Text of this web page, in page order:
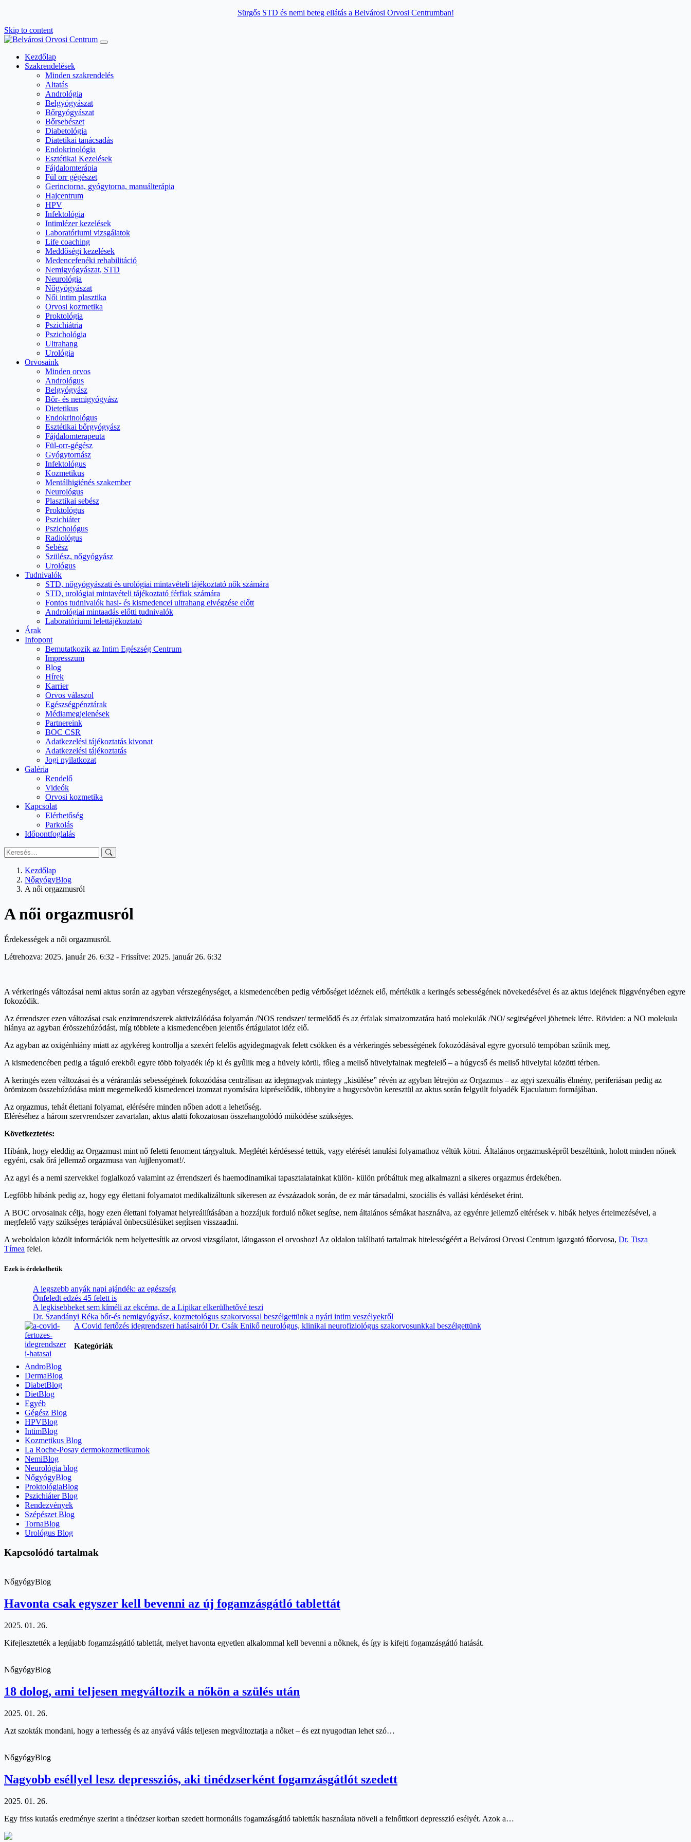
Sürgős STD és nemi beteg ellátás a Belvárosi Orvosi Centrumban!
Skip to content
Main
Navigation
Kezdőlap
Szakrendelések
Minden szakrendelés
Altatás
Andrológia
Belgyógyászat
Bőrgyógyászat
Bőrsebészet
Diabetológia
Diatetikai tanácsadás
Endokrinológia
Esztétikai Kezelések
Fájdalomterápia
Fül orr gégészet
Gerinctorna, gyógytorna, manuálterápia
Hajcentrum
HPV
Infektológia
Intimlézer kezelések
Laboratóriumi vizsgálatok
Life coaching
Meddőségi kezelések
Medencefenéki rehabilitáció
Nemigyógyászat, STD
Neurológia
Nőgyógyászat
Női intim plasztika
Orvosi kozmetika
Proktológia
Pszichiátria
Pszichológia
Ultrahang
Urológia
Orvosaink
Minden orvos
Andrológus
Belgyógyász
Bőr- és nemigyógyász
Dietetikus
Endokrinológus
Esztétikai bőrgyógyász
Fájdalomterapeuta
Fül-orr-gégész
Gyógytornász
Infektológus
Kozmetikus
Mentálhigiénés szakember
Neurológus
Plasztikai sebész
Proktológus
Pszichiáter
Pszichológus
Radiológus
Sebész
Szülész, nőgyógyász
Urológus
Tudnivalók
STD, nőgyógyászati és urológiai mintavételi tájékoztató nők számára
STD, urológiai mintavételi tájékoztató férfiak számára
Fontos tudnivalók hasi- és kismedencei ultrahang elvégzése előtt
Andrológiai mintaadás előtti tudnivalók
Laboratóriumi lelettájékoztató
Árak
Infopont
Bemutatkozik az Intim Egészség Centrum
Impresszum
Blog
Hírek
Karrier
Orvos válaszol
Egészségpénztárak
Médiamegjelenések
Partnereink
BOC CSR
Adatkezelési tájékoztatás kivonat
Adatkezelési tájékoztatás
Jogi nyilatkozat
Galéria
Rendelő
Videók
Orvosi kozmetika
Kapcsolat
Elérhetőség
Parkolás
Időpontfoglalás
Search
for:
Kezdőlap
NőgyógyBlog
A női orgazmusról
A női orgazmusról
Érdekességek a női orgazmusról.
Létrehozva: 2025. január 26. 6:32 - Frissítve: 2025. január 26. 6:32
A vérkeringés változásai nemi aktus során az agyban vérszegénységet, a kismedencében pedig vérbőséget idéznek elő, mértékük a keringés sebességének növekedésével és az aktus idejének függvényében egyre
fokozódik.
Az érrendszer ezen változásai csak enzimrendszerek aktivizálódása folyamán /NOS rendszer/ termelődő és az érfalak simaizomzatára ható molekulák /NO/ segitségével jöhetnek létre. Röviden: a NO molekula
hiánya az agyban érösszehúzódást, míg többlete a kismedencében jelentős értágulatot idéz elő.
Az agyban az oxigénhiány miatt az agykéreg kontrollja a szexért felelős agyidegmagvak felett csökken és a vérkeringés sebességének fokozódásával egyre gyorsuló tempóban szűnik meg.
A kismedencében pedig a táguló erekből egyre több folyadék lép ki és gyűlik meg a hüvely körül, főleg a mellső hüvelyfalnak megfelelő – a húgycső és mellső hüvelyfal közötti térben.
A keringés ezen változásai és a véráramlás sebességének fokozódása centrálisan az idegmagvak mintegy „kisülése” révén az agyban létrejön az Orgazmus – az agyi szexuális élmény, periferiásan pedig az
örömizom összehúzódása miatt megemelkedő kismedencei izomzat nyomására kipréselődik, többnyire a hugycsövön keresztül az aktus során felgyült folyadék Ejaculatum formájában.
Az orgazmus, tehát élettani folyamat, elérésére minden nőben adott a lehetőség.
Eléréséhez a három szervrendszer zavartalan, aktus alatti fokozatosan összehangolódó müködése szükséges.
Következtetés:
Hibánk, hogy eleddig az Orgazmust mint nő feletti fenoment tárgyaltuk. Meglétét kérdésessé tettük, vagy elérését tanulási folyamathoz véltük kötni. Általános orgazmusképről beszéltünk, holott minden nőnek
egyéni, csak őrá jellemző orgazmusa van /ujjlenyomat!/.
Az agyi és a nemi szervekkel foglalkozó valamint az érrendszeri és haemodinamikai tapasztalatainkat külön- külön próbáltuk meg alkalmazni a sikeres orgazmus érdekében.
Legfőbb hibánk pedig az, hogy egy élettani folyamatot medikalizáltunk sikeresen az évszázadok során, de ez már társadalmi, szociális és vallási kérdéseket érint.
A BOC orvosainak célja, hogy ezen élettani folyamat helyreállításában a hozzájuk forduló nőket segítse, nem általános sémákat használva, az egyénre jellemző eltérések v. hibák helyes értelmezésével, a
megfelelő vagy szükséges terápiával önbecsülésüket segítsen visszaadni.
A weboldalon közölt információk nem helyettesítik az orvosi vizsgálatot, látogasson el orvoshoz! Az oldalon található tartalmak hitelességéért a Belvárosi Orvosi Centrum igazgató főorvosa, Dr. Tisza
Tímea felel.
Ezek is érdekelhetik
A legszebb anyák napi ajándék: az egészség
Önfeledt edzés 45 felett is
A legkisebbeket sem kíméli az ekcéma, de a Lipikar elkerülhetővé teszi
Dr. Szandányi Réka bőr-és nemigyógyász, kozmetológus szakorvossal beszélgettünk a nyári intim veszélyekről
A Covid fertőzés idegrendszeri hatásairól Dr. Csák Enikő neurológus, klinikai neurofiziológus szakorvosunkkal beszélgettünk
Kategóriák
AndroBlog
DermaBlog
DiabetBlog
DietBlog
Egyéb
Gégész Blog
HPVBlog
IntimBlog
Kozmetikus Blog
La Roche-Posay dermokozmetikumok
NemiBlog
Neurológia blog
NőgyógyBlog
ProktológiaBlog
Pszichiáter Blog
Rendezvények
Szépészet Blog
TornaBlog
Urológus Blog
Kapcsolódó tartalmak
NőgyógyBlog
Havonta csak egyszer kell bevenni az új fogamzásgátló tablettát
2025. 01. 26.
Kifejlesztették a legújabb fogamzásgátló tablettát, melyet havonta egyetlen alkalommal kell bevenni a nőknek, és így is kifejti fogamzásgátló hatását.
NőgyógyBlog
18 dolog, ami teljesen megváltozik a nőkön a szülés után
2025. 01. 26.
Azt szokták mondani, hogy a terhesség és az anyává válás teljesen megváltoztatja a nőket – és ezt nyugodtan lehet szó…
NőgyógyBlog
Nagyobb eséllyel lesz depressziós, aki tinédzserként fogamzásgátlót szedett
2025. 01. 26.
Egy friss kutatás eredménye szerint a tinédzser korban szedett hormonális fogamzásgátló tabletták használata növeli a felnőttkori depresszió esélyét. Azok a…